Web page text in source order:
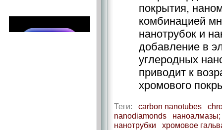
покрытия,
комбинацией
нанотрубок и
добавление в
углеродных
приводит к
хромового
Теги: carbon nanotubes
nanodiamonds
наноалмазы;
нанотрубки
хромовое